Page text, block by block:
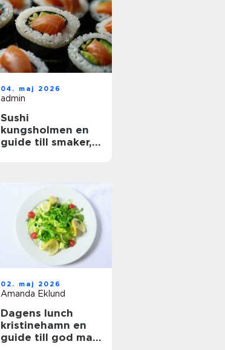
04. maj 2026
admin
Sushi
kungsholmen en
guide till smaker,
02. maj 2026
Amanda Eklund
Dagens lunch
kristinehamn en
guide till god mat